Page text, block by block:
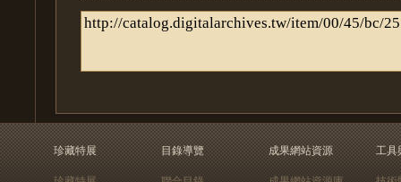
珍藏特展
目錄導覽
成果網站資源
工具